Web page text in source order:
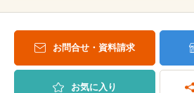
熊本県立大学(大学院)
熊本県立大学
お問合せ・資料請求
お気に入り